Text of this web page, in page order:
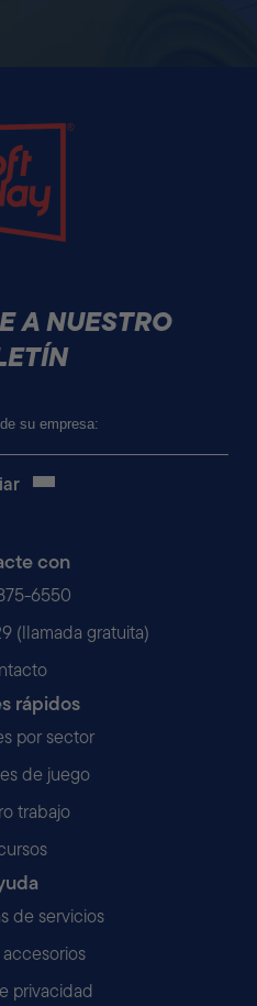
Soft Play
A NUESTRO
electrónico
con
6550
(llamada gratuita)
rápidos
por sector
de juego
trabajo
de servicios
privacidad